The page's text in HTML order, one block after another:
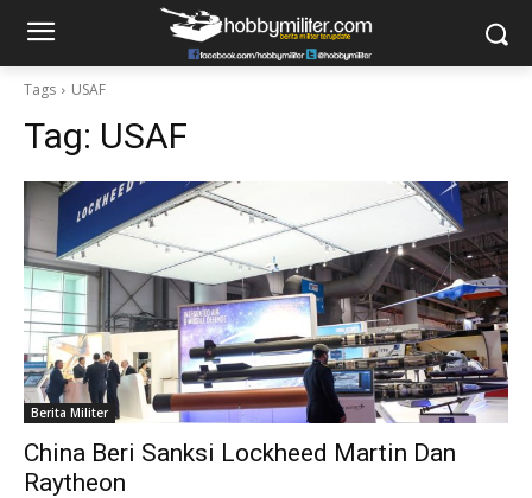
Tags USAF
Tag: USAF
Berita Militer
China Beri Sanksi Lockheed Martin Dan
Raytheon